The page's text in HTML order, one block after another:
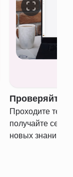
Проверяйте
Проходите
получайте
новых знаний